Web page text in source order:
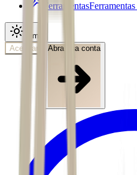
Ferramentas
Tema
Acessar
Abra sua conta